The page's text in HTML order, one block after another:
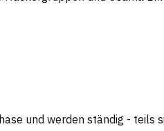
und werden ständig -